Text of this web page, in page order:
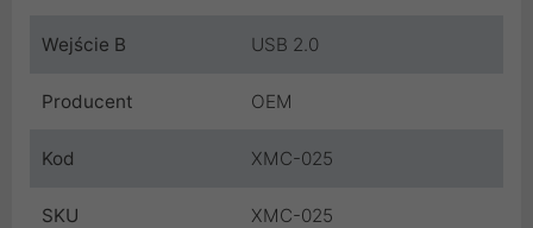
Wejście B USB 2.0
Producent OEM
Kod XMC-025
SKU XMC-025